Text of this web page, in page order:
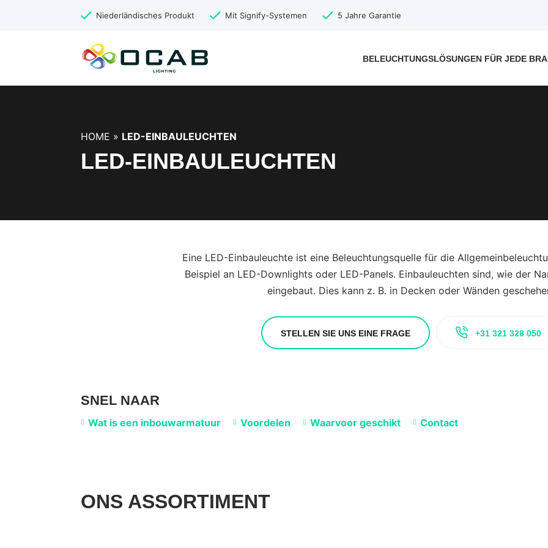
Niederländisches Produkt Mit Signify-Systemen 5 Jahre Garantie
BELEUCHTUNGSLÖSUNGEN FÜR JEDE
HOME » LED-EINBAULEUCHTEN
LED-EINBAULEUCHTEN
Eine LED-Einbauleuchte ist eine Beleuchtungsquelle für die
Beispiel an LED-Downlights oder LED-Panels. Einbauleuchten sind, wie der
eingebaut. Dies kann z. B. in Decken oder Wänden
STELLEN SIE UNS EINE FRAGE +31 321 328 050
SNEL NAAR
Wat is een inbouwarmatuur Voordelen Waarvoor geschikt Contact
ONS ASSORTIMENT